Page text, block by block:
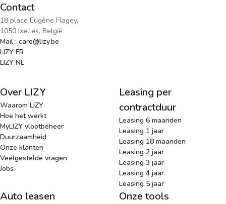
Contact
18 place Eugène Flagey,
1050 Ixelles, België
Mail : care@lizy.be
LIZY FR
LIZY NL
Over LIZY
Waarom LIZY
Hoe het werkt
MyLIZY vlootbeheer
Duurzaamheid
Onze klanten
Veelgestelde vragen
Jobs
Leasing per
contractduur
Leasing 6 maanden
Leasing 1 jaar
Leasing 18 maanden
Leasing 2 jaar
Leasing 3 jaar
Leasing 4 jaar
Leasing 5 jaar
Auto leasen Onze tools